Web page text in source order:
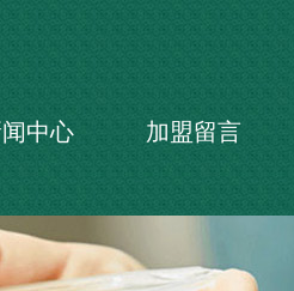
中心 加盟留言